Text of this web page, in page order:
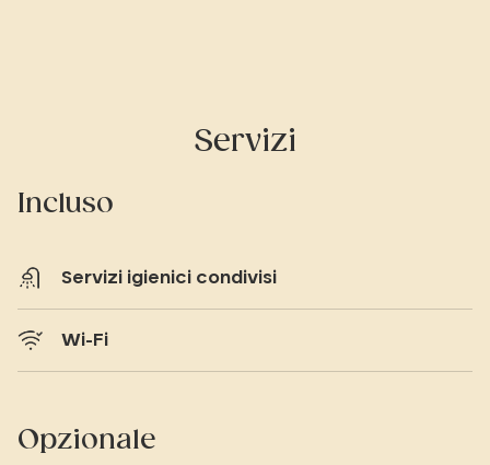
Servizi
Incluso
Servizi igienici condivisi
Wi-Fi
Opzionale